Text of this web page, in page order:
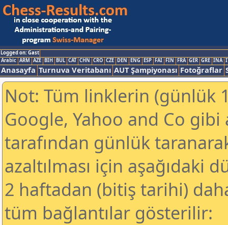
Logged on: Gast
Arabic ARM AZE BIH BUL CAT CHN CRO CZE DEN ENG ESP FAI FIN FRA GER GRE INA
Anasayfa Turnuva Veritabanı AUT Şampiyonası Fotoğraflar
Not: Tüm linklerin (günlük
Google, Yahoo and Co
tarafından günlük
azaltılması için aşağıdaki
2 haftadan (bitiş tarihi)
tüm bağlantılar gösterilir: